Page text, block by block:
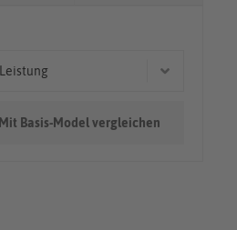
Leistung
Mit Basis-Model vergleichen